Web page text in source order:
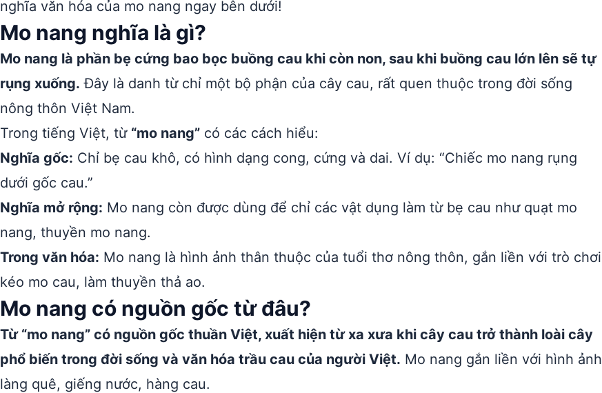
nghĩa văn hóa của mo nang ngay bên dưới!
Mo nang nghĩa là gì?
Mo nang là phần bẹ cứng bao bọc buồng cau khi còn non, sau khi buồng cau lớn lên sẽ tự
rụng xuống. Đây là danh từ chỉ một bộ phận của cây cau, rất quen thuộc trong đời sống
nông thôn Việt Nam.
Trong tiếng Việt, từ “mo nang” có các cách hiểu:
Nghĩa gốc: Chỉ bẹ cau khô, có hình dạng cong, cứng và dai. Ví dụ: “Chiếc mo nang rụng
dưới gốc cau.”
Nghĩa mở rộng: Mo nang còn được dùng để chỉ các vật dụng làm từ bẹ cau như quạt mo
nang, thuyền mo nang.
Trong văn hóa: Mo nang là hình ảnh thân thuộc của tuổi thơ nông thôn, gắn liền với trò chơi
kéo mo cau, làm thuyền thả ao.
Mo nang có nguồn gốc từ đâu?
Từ “mo nang” có nguồn gốc thuần Việt, xuất hiện từ xa xưa khi cây cau trở thành loài cây
phổ biến trong đời sống và văn hóa trầu cau của người Việt. Mo nang gắn liền với hình ảnh
làng quê, giếng nước, hàng cau.